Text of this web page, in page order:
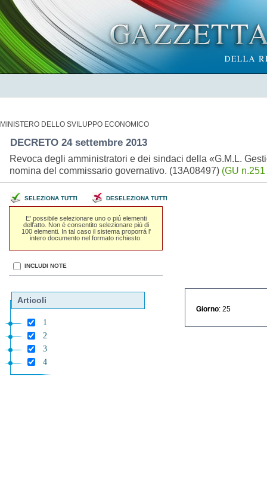
MINISTERO DELLO SVILUPPO ECONOMICO
DECRETO 24 settembre 2013
Revoca degli amministratori e dei sindaci della «G.M.L.
nomina del commissario governativo. (13A08497) (GU
SELEZIONA TUTTI DESELEZIONA TUTTI
E' possibile selezionare uno o piú elementi
dell'atto. Non é consentito selezionare piú di
100 elementi. In tal caso il sistema proporrá l'
intero documento nel formato richiesto.
INCLUDI NOTE
Articoli
1
2
3
4
Giorno : 25